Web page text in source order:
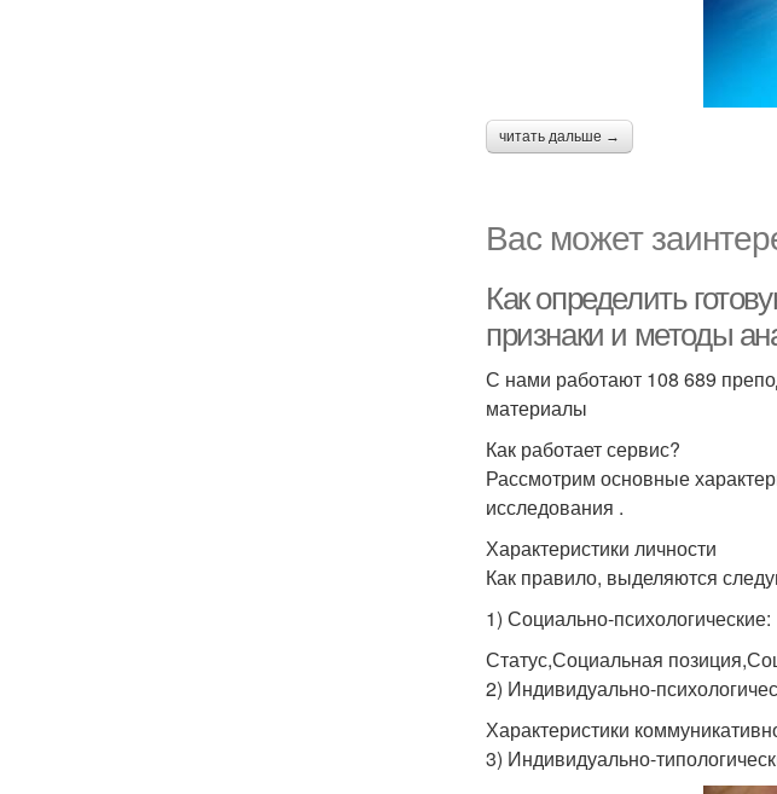
читать дальше →
Вас может
Как определить
признаки и методы
С нами работают 108 689
материалы
Как работает сервис?
Рассмотрим основные
исследования .
Характеристики личности
Как правило, выделяются
1) Социально-психологические:
Статус,Социальная
2) Индивидуально-
Характеристики
3) Индивидуально-